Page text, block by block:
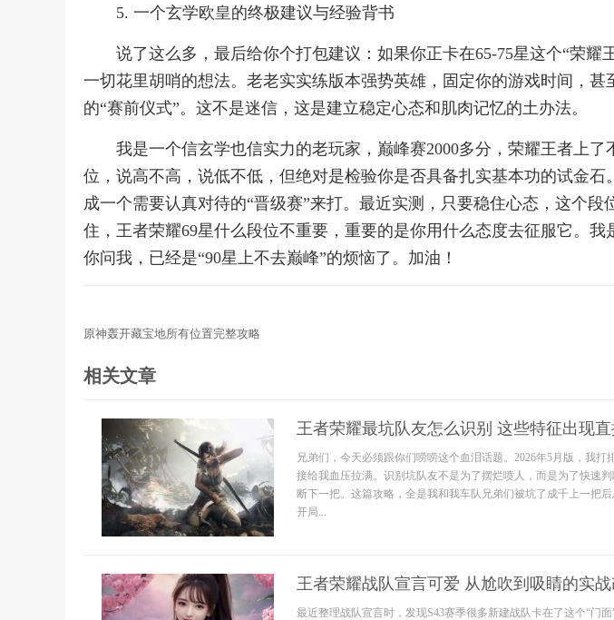
5. 一个玄学欧皇的终极建议与经验背书
说了这么多，最后给你个打包建议：如果你正卡在65-75星这个“荣耀
一切花里胡哨的想法。老老实实练版本强势英雄，固定你的游戏时间，甚
的“赛前仪式”。这不是迷信，这是建立稳定心态和肌肉记忆的土办法。
我是一个信玄学也信实力的老玩家，巅峰赛2000多分，荣耀王者上了
位，说高不高，说低不低，但绝对是检验你是否具备扎实基本功的试金石
成一个需要认真对待的“晋级赛”来打。最近实测，只要稳住心态，这个段
住，王者荣耀69星什么段位不重要，重要的是你用什么态度去征服它。我
你问我，已经是“90星上不去巅峰”的烦恼了。加油！
原神轰开藏宝地所有位置完整攻略
相关文章
王者荣耀最坑队友怎么识别 这些特征出现直
兄弟们，今天必须跟你们唠唠这个血泪话题。2026年5月版，我打
接给我血压拉满。识别坑队友不是为了摆烂喷人，而是为了快速
断下一把。这篇攻略，全是我和我车队兄弟们被坑了成千上一把
开局...
王者荣耀战队宣言可爱 从尬吹到吸睛的实
最近整理战队宣言时，发现S43赛季很多新建战队卡在了这个“门